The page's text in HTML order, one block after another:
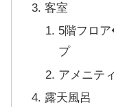
客室
5階フロ
プ
アメニティ
露天風呂